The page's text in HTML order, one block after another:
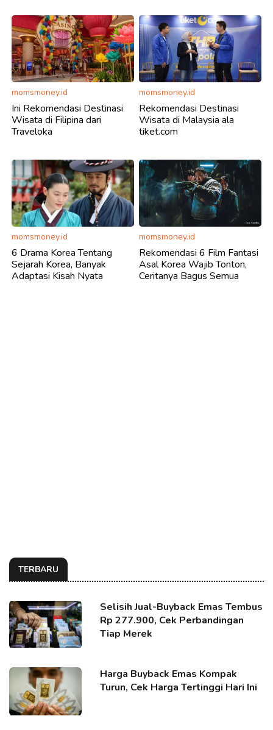
momsmoney.id
Ini Rekomendasi Destinasi
Wisata di Filipina dari
Traveloka
momsmoney.id
Rekomendasi Destinasi
Wisata di Malaysia ala
tiket.com
momsmoney.id
6 Drama Korea Tentang
Sejarah Korea, Banyak
Adaptasi Kisah Nyata
momsmoney.id
Rekomendasi 6 Film Fantasi
Asal Korea Wajib Tonton,
Ceritanya Bagus Semua
TERBARU
Selisih Jual-Buyback Emas Tembus
Rp 277.900, Cek Perbandingan
Tiap Merek
Harga Buyback Emas Kompak
Turun, Cek Harga Tertinggi Hari Ini